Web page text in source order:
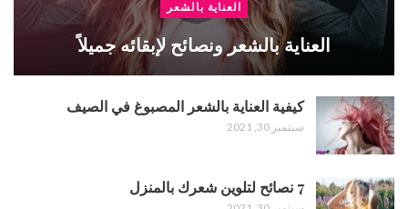
العناية بالشعر
العناية بالشعر ونصائح لإبقائه جميلاً
كيفية العناية بالشعر المصبوغ في الصيف
سبتمبر 30, 2021
7 نصائح لتلوين شعرك بالمنزل